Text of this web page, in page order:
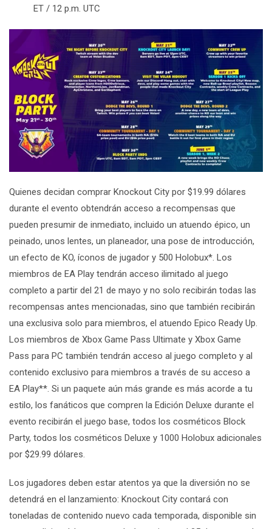
ET / 12 p.m. UTC
Quienes decidan comprar Knockout City por $19.99 dólares
durante el evento obtendrán acceso a recompensas que
pueden presumir de inmediato, incluido un atuendo épico, un
peinado, unos lentes, un planeador, una pose de introducción,
un efecto de KO, íconos de jugador y 500 Holobux*. Los
miembros de EA Play tendrán acceso ilimitado al juego
completo a partir del 21 de mayo y no solo recibirán todas las
recompensas antes mencionadas, sino que también recibirán
una exclusiva solo para miembros, el atuendo Epico Ready Up.
Los miembros de Xbox Game Pass Ultimate y Xbox Game
Pass para PC también tendrán acceso al juego completo y al
contenido exclusivo para miembros a través de su acceso a
EA Play**. Si un paquete aún más grande es más acorde a tu
estilo, los fanáticos que compren la Edición Deluxe durante el
evento recibirán el juego base, todos los cosméticos Block
Party, todos los cosméticos Deluxe y 1000 Holobux adicionales
por $29.99 dólares.
Los jugadores deben estar atentos ya que la diversión no se
detendrá en el lanzamiento: Knockout City contará con
toneladas de contenido nuevo cada temporada, disponible sin